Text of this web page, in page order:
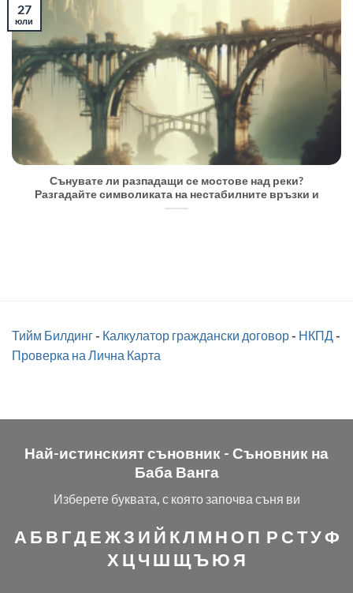
Сънувате ли разпадащи се мостове над реки?
Разгадайте символиката на нестабилните връзки и
27
юли
Тийм Билдинг- Калкулатор граждански договор- НКПД -
Проверка на Лична Карта
Най-истинският съновник - Съновник на
Баба Ванга
Изберете буквата, с която започва съня ви
А Б В ГДЕЖЗ И Й КЛ М Н О П Р СТУФ
Х ЦЧ Ш ЩЪЮ Я